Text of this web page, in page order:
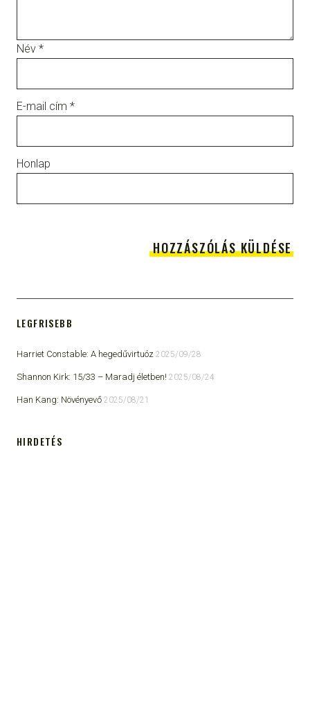
Név *
E-mail cím *
Honlap
LEGFRISEBB
Harriet Constable: A hegedűvirtuóz 2025/09/28
Shannon Kirk: 15/33 ​– Maradj életben! 2025/08/24
Han Kang: Növényevő 2025/08/21
HIRDETÉS